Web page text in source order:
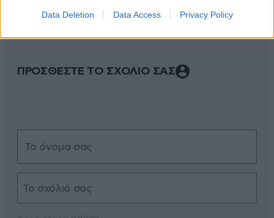
Data Deletion Data Access Privacy Policy
ΠΡΟΣΘΕΣΤΕ ΤΟ ΣΧΟΛΙΟ ΣΑΣ